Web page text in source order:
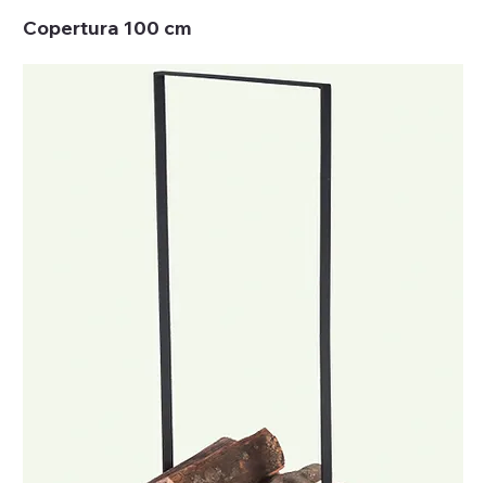
Copertura 100 cm